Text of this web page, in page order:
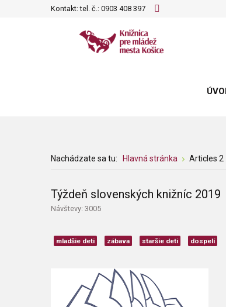
Kontakt: tel. č.: 0903 408 397
Nachádzate sa tu: Hlavná stránka Articles 2
Týždeň slovenských knižníc 2019
Návštevy: 3005
mladšie deti zábava staršie deti dospelí